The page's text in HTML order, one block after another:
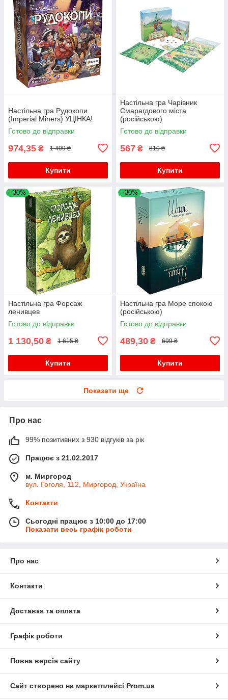
Настільна гра Рудокопи
(Imperial Miners) УЦІНКА!
Готово до відправки
974,35 ₴ 1 499 ₴
Купити
Настільна гра Чарівник
Смарагдового міста
(російською)
Готово до відправки
567 ₴ 810 ₴
Купити
–30%
Настільна гра Форсаж
ленивцев
Готово до відправки
1 130,50 ₴ 1 615 ₴
Купити
–30%
Настільна гра Море спокою
(російською)
Готово до відправки
489,30 ₴ 699 ₴
Купити
Показати ще
Про нас
99% позитивних з 930 відгуків за рік
Працює з 21.02.2017
м. Миргород
вул. Гоголя, 112, Миргород, Україна
Контакти
Сьогодні працює з 10:00 до 17:00
Показати весь графік роботи
Про нас
Контакти
Доставка та оплата
Графік роботи
Повна версія сайту
Сайт створено на маркетплейсі Prom.ua